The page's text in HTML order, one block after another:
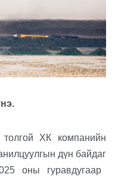
ХК компанийн
дүн байдаг
оны гуравдугаар